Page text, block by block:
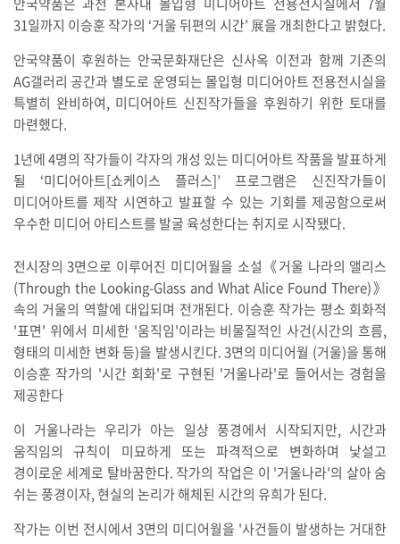
31일까지 이승훈 작가의 ‘거울 뒤편의 시간’ 展을 개최한다고 밝혔다.
안국약품이 후원하는 안국문화재단은 신사옥 이전과 함께 기존의
AG갤러리 공간과 별도로 운영되는 몰입형 미디어아트 전용전시실을
특별히 완비하여, 미디어아트 신진작가들을 후원하기 위한 토대를
마련했다.
1년에 4명의 작가들이 각자의 개성 있는 미디어아트 작품을 발표하게
될 ‘미디어아트[쇼케이스 플러스]’ 프로그램은 신진작가들이
미디어아트를 제작 시연하고 발표할 수 있는 기회를 제공함으로써
우수한 미디어 아티스트를 발굴 육성한다는 취지로 시작됐다.
전시장의 3면으로 이루어진 미디어월을 소설《거울 나라의 앨리스
(Through the Looking-Glass and What Alice Found There)》
속의 거울의 역할에 대입되며 전개된다. 이승훈 작가는 평소 회화적
'표면' 위에서 미세한 '움직임'이라는 비물질적인 사건(시간의 흐름,
형태의 미세한 변화 등)을 발생시킨다. 3면의 미디어월 (거울)을 통해
이승훈 작가의 '시간 회화'로 구현된 '거울나라'로 들어서는 경험을
제공한다
이 거울나라는 우리가 아는 일상 풍경에서 시작되지만, 시간과
움직임의 규칙이 미묘하게 또는 파격적으로 변화하며 낯설고
경이로운 세계로 탈바꿈한다. 작가의 작업은 이 '거울나라'의 살아 숨
쉬는 풍경이자, 현실의 논리가 해체된 시간의 유희가 된다.
작가는 이번 전시에서 3면의 미디어월을 '사건들이 발생하는 거대한